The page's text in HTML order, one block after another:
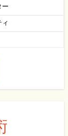
ー
ィ